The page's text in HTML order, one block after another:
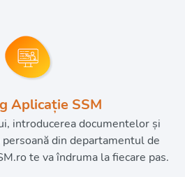
Aplicație SSM
introducerea documentelor și
din departamentul de
te va îndruma la fiecare pas.